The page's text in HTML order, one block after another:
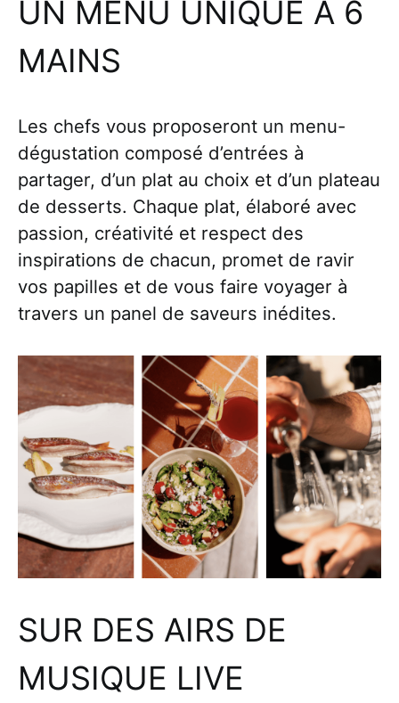
UN MENU UNIQUE À 6
MAINS
Les chefs vous proposeront un menu-
dégustation composé d’entrées à
partager, d’un plat au choix et d’un plateau
de desserts. Chaque plat, élaboré avec
passion, créativité et respect des
inspirations de chacun, promet de ravir
vos papilles et de vous faire voyager à
travers un panel de saveurs inédites.
SUR DES AIRS DE
MUSIQUE LIVE